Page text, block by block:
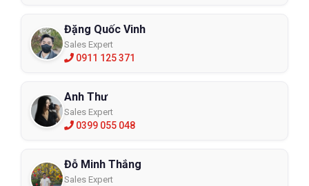
Đặng Quốc Vinh
Sales Expert
0911 125 371
Anh Thư
Sales Expert
0399 055 048
Đỗ Minh Thắng
Sales Expert